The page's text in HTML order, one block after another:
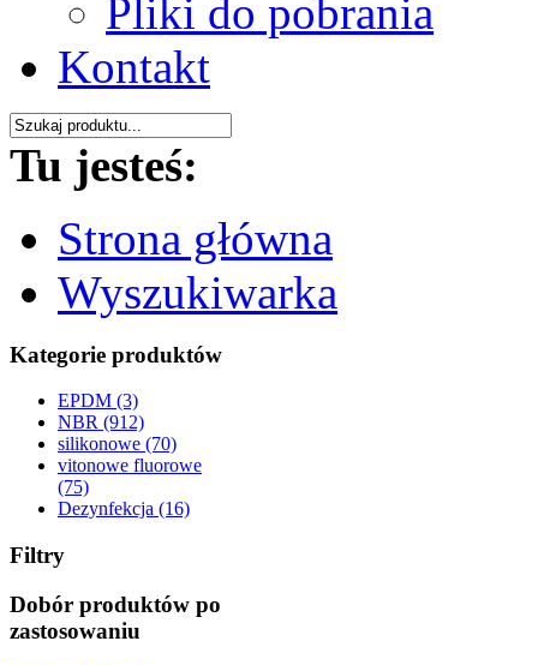
Pliki do pobrania
Kontakt
Tu jesteś:
Strona główna
Wyszukiwarka
Kategorie produktów
EPDM (3)
NBR (912)
silikonowe (70)
vitonowe fluorowe
(75)
Dezynfekcja (16)
Filtry
Dobór produktów po
zastosowaniu